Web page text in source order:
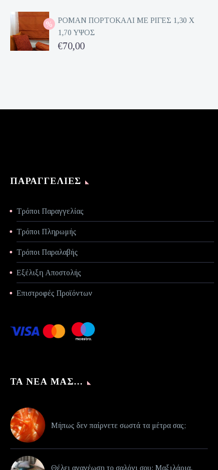
was:
€224,00.
τρέχουσα
τιμή
είναι:
ΡΟΜΑΝ ΠΟΡΤΟΚΑΛΙ ΜΕ ΡΙΓΕΣ 1,30 Χ
1,70 ΥΨΟΣ
Original
€70,00
ΠΑΡΑΓΓΕΛΊΕΣ
Τρόποι Παραγγελίας
Τρόποι Πληρωμής
Τρόποι Παραλαβής
Εξέλιξη Αποστολής
Επιστροφές Προϊόντων
ΤΑ ΝΈΑ ΜΑΣ…
Μήπως δεν παίρνετε σωστά τα μέτρα σας;
Θέλει ανανέωση το σαλόνι σου; Μαξιλάρια,